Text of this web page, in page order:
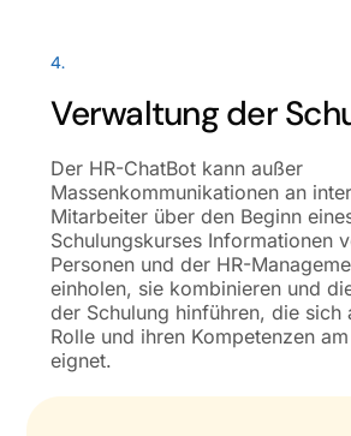
4.
Verwaltung der
Der HR-ChatBot kann außer
Massenkommunikationen an
Mitarbeiter über den Beginn
Schulungskurses Informationen
Personen und der HR-
einholen, sie kombinieren und
der Schulung hinführen, die sich
Rolle und ihren Kompetenzen
eignet.